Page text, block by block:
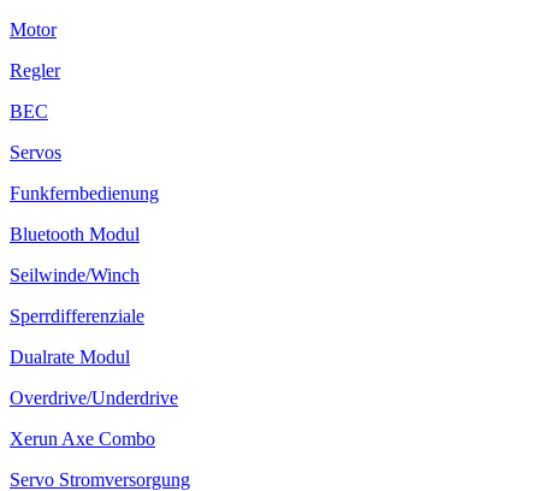
Motor
Regler
BEC
Servos
Funkfernbedienung
Bluetooth Modul
Seilwinde/Winch
Sperrdifferenziale
Dualrate Modul
Overdrive/Underdrive
Xerun Axe Combo
Servo Stromversorgung